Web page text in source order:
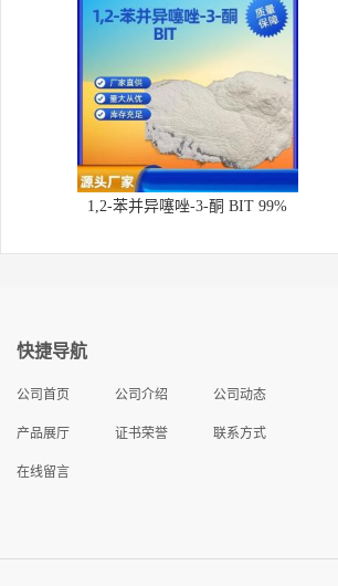
1,2-苯并异噻唑-3-酮 BIT 99%
快捷导航
公司首页 公司介绍 公司动态
产品展厅 证书荣誉 联系方式
在线留言